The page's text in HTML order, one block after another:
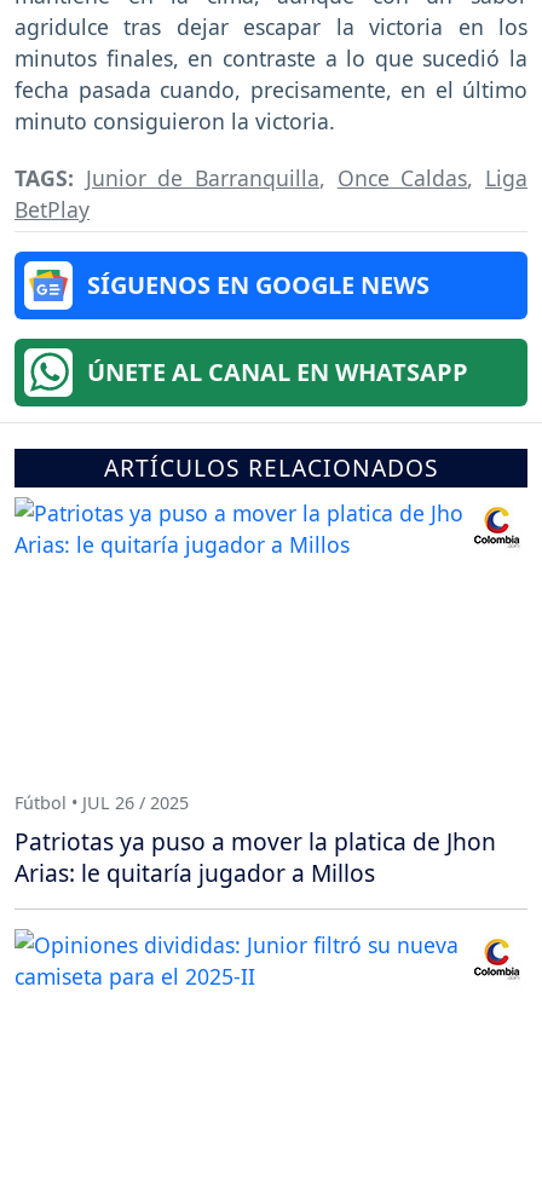
agridulce tras dejar escapar la victoria en los
minutos finales, en contraste a lo que sucedió la
fecha pasada cuando, precisamente, en el último
minuto consiguieron la victoria.
TAGS: Junior de Barranquilla, Once Caldas, Liga
BetPlay
SÍGUENOS EN GOOGLE NEWS
ÚNETE AL CANAL EN WHATSAPP
ARTÍCULOS RELACIONADOS
Fútbol • JUL 26 / 2025
Patriotas ya puso a mover la platica de Jhon
Arias: le quitaría jugador a Millos